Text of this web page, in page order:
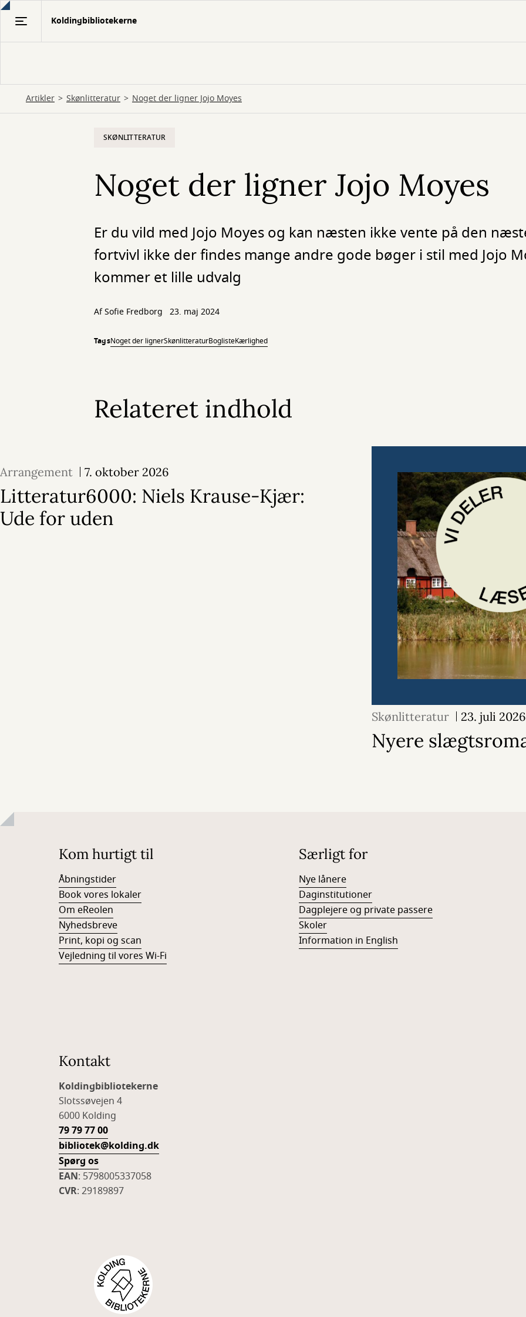
Gå
Koldingbibliotekerne
Artikler Skønlitteratur Noget der ligner Jojo Moyes
SKØNLITTERATUR
Noget der ligner Jojo Moyes
Er du vild med Jojo Moyes og kan næsten ikke vente på den
fortvivl ikke der findes mange andre gode bøger i stil med Jojo
kommer et lille udvalg
AfSofie Fredborg 23. maj 2024
TagsNoget der lignerSkønlitteraturBoglisteKærlighed
Relateret indhold
Arrangement 7. oktober 2026
Litteratur6000: Niels Krause-Kjær:
Ude for uden
Skønlitteratur 23. juli 2026
Nyere
Kom hurtigt til
Åbningstider
Book vores lokaler
Om eReolen
Nyhedsbreve
Print, kopi og scan
Vejledning til vores Wi-Fi
Særligt for
Nye lånere
Daginstitutioner
Dagplejere og private passere
Skoler
Information in English
Kontakt
Koldingbibliotekerne
Slotssøvejen 4
6000 Kolding
79 79 77 00
bibliotek@kolding.dk
Spørg os
EAN: 5798005337058
CVR: 29189897